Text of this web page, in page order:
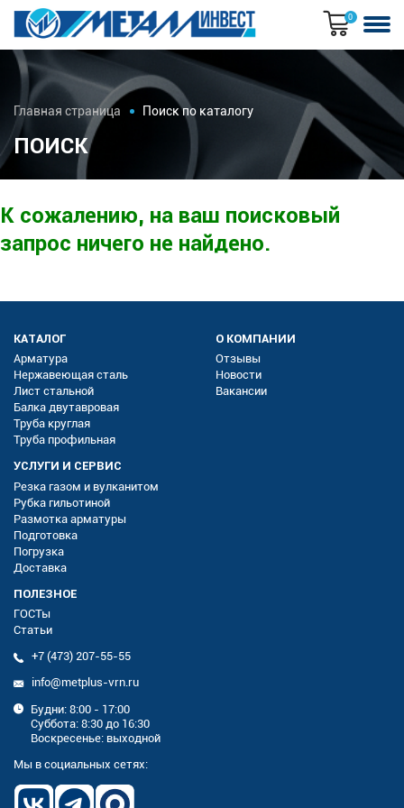
0
Главная страница Поиск по каталогу
ПОИСК
К сожалению, на ваш поисковый
запрос ничего не найдено.
КАТАЛОГ
Арматура
Нержавеющая сталь
Лист стальной
Балка двутавровая
Труба круглая
Труба профильная
О КОМПАНИИ
Отзывы
Новости
Вакансии
УСЛУГИ И СЕРВИС
Резка газом и вулканитом
Рубка гильотиной
Размотка арматуры
Подготовка
Погрузка
Доставка
ПОЛЕЗНОЕ
ГОСТы
Статьи
+7 (473) 207-55-55
info@metplus-vrn.ru
Будни: 8:00 - 17:00
Суббота: 8:30 до 16:30
Воскресенье: выходной
Мы в социальных сетях: